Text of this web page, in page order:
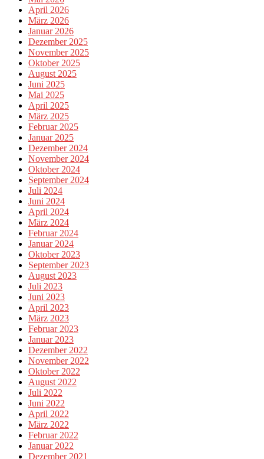
April 2026
März 2026
Januar 2026
Dezember 2025
November 2025
Oktober 2025
August 2025
Juni 2025
Mai 2025
April 2025
März 2025
Februar 2025
Januar 2025
Dezember 2024
November 2024
Oktober 2024
September 2024
Juli 2024
Juni 2024
April 2024
März 2024
Februar 2024
Januar 2024
Oktober 2023
September 2023
August 2023
Juli 2023
Juni 2023
April 2023
März 2023
Februar 2023
Januar 2023
Dezember 2022
November 2022
Oktober 2022
August 2022
Juli 2022
Juni 2022
April 2022
März 2022
Februar 2022
Januar 2022
Dezember 2021